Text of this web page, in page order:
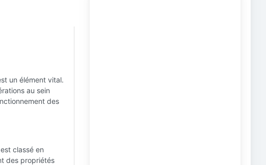
un élément vital.
au sein
des
classé en
des propriétés